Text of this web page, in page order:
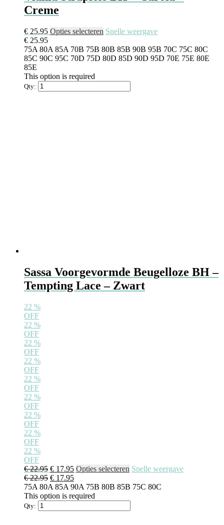
Creme
€ 25.95 Opties selecteren Dit
heeft
meerdere
kan
Snelle weergave
€ 25.95
75A 80A 85A 70B 75B 80B 85B 90B 95B 70C 75C 80C
85C 90C 95C 70D 75D 80D 85D 90D 95D 70E 75E 80E
85E
This option is required
Qty:
Sassa Voorgevormde Beugelloze BH –
Tempting Lace – Zwart
22 %
OFF
22 %
OFF
22 %
OFF
22 %
OFF
22 %
OFF
22 %
OFF
22 %
OFF
22 %
OFF
22 %
OFF
€22.95 Oorspronkelijke
prijs
was:
€ 22.95.
€ 17.95Huidige
prijs
is:
€ 17.95.
Opties selecteren Dit
heeft
Snelle weergave
€22.95 Oorspronkelijke
prijs
was:
€ 17.95Huidige
prijs
is:
75A 80A 85A 90A 75B 80B 85B 75C 80C
This option is required
Qty: